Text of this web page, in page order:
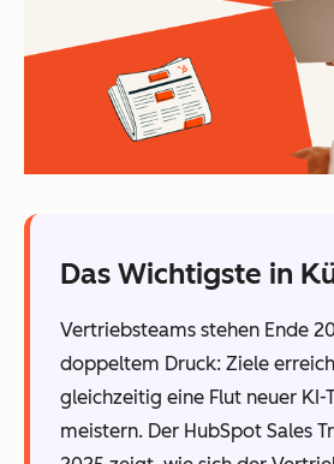
Das Wichtigste in
Vertriebsteams stehen Ende
doppeltem Druck: Ziele
gleichzeitig eine Flut neuer KI-
meistern. Der HubSpot Sales